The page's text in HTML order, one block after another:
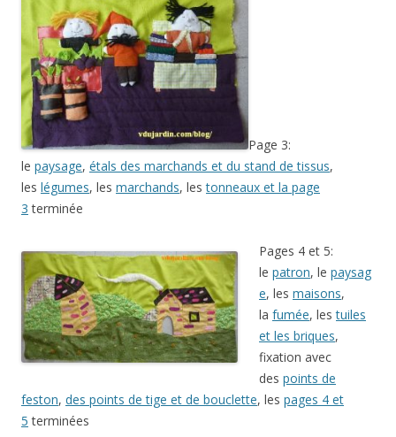
Page 3:
le paysage, étals des marchands et du stand de tissus,
les légumes, les marchands, lestonneaux et la page
3 terminée
Pages 4 et 5:
le patron, le paysag
e, les maisons,
la fumée, lestuiles
et les briques,
fixation avec
des points de
feston, des points de tige et de bouclette, les pages 4 et
5 terminées